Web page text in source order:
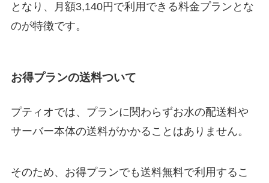
となり、月額3,140円で利用できる料金プランとな
のが特徴です。
お得プランの送料ついて
プティオでは、プランに関わらずお水の配送料や
サーバー本体の送料がかかることはありません。
そのため、お得プランでも送料無料で利用するこ